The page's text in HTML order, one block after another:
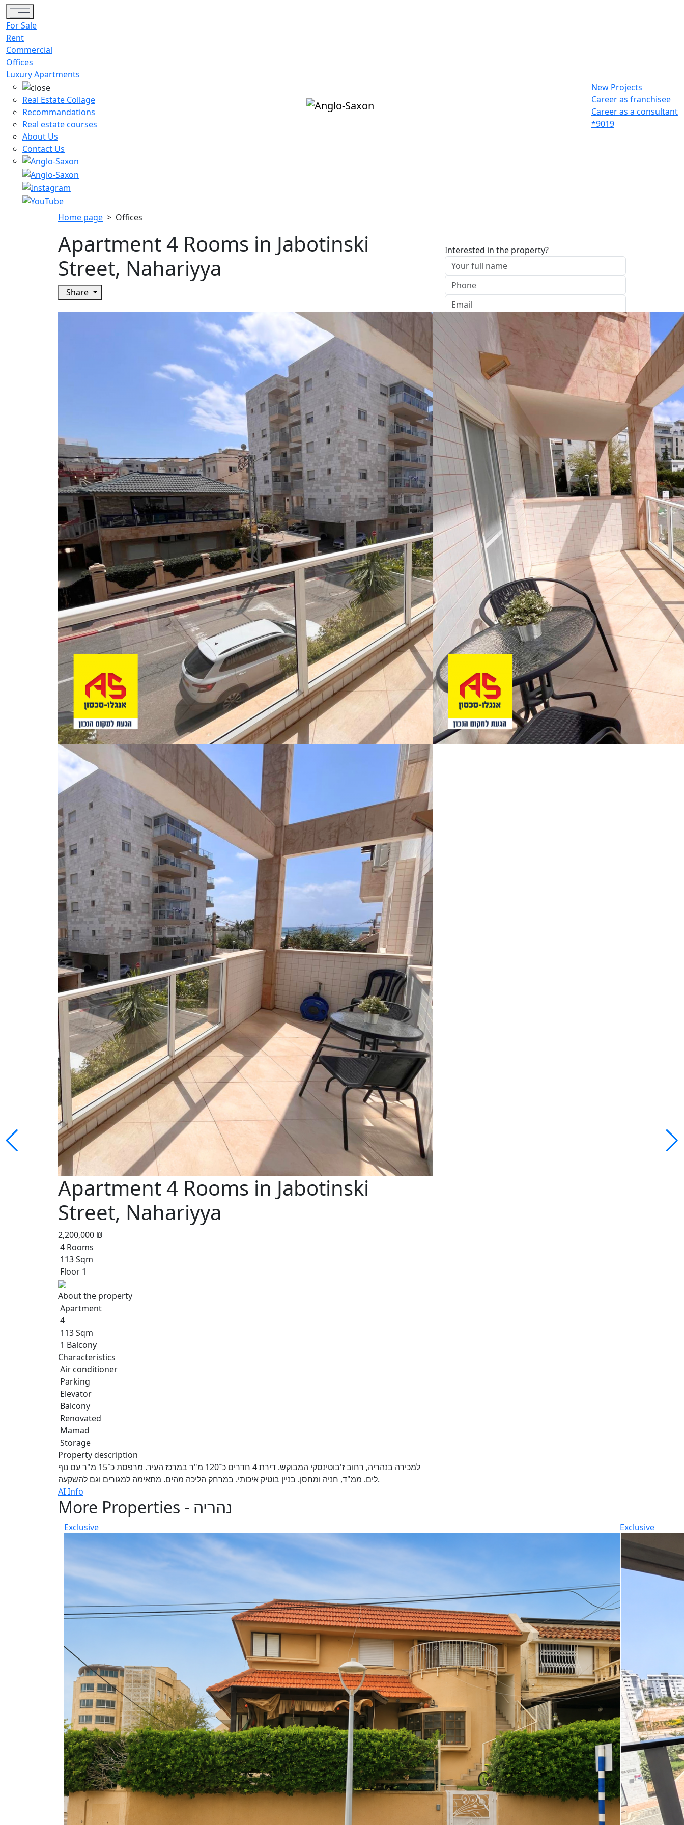
Toggle navigation
For Sale
Rent
Commercial
Offices
Luxury Apartments
Real Estate Collage
Recommandations
Real estate courses
About Us
Contact Us
New Projects
Career as franchisee
Career as a consultant
*9019
Home page > Offices
Apartment 4 Rooms in Jabotinski
Street, Nahariyya
Share
Apartment 4 Rooms in Jabotinski
Street, Nahariyya
2,200,000 ₪
4 Rooms
113 Sqm
Floor 1
About the property
Apartment
4
113 Sqm
1 Balcony
Characteristics
Air conditioner
Parking
Elevator
Balcony
Renovated
Mamad
Storage
Property description
למכירה בנהריה, רחוב ז'בוטינסקי המבוקש. דירת 4 חדרים כ־120 מ"ר במרכז העיר. מרפסת כ־15 מ"ר עם נוף
לים. ממ"ד, חניה ומחסן. בניין בוטיק איכותי. במרחק הליכה מהים. מתאימה למגורים וגם להשקעה.
AI Info
Interested in the property?
I approve of the Company Privacy Policy
Office: נהריה
Leave your details
More Properties - נהריה
Exclusive Exclusive